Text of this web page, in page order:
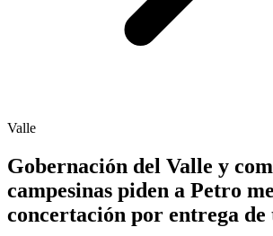
Valle
Gobernación del Valle y
campesinas piden a Petro
concertación por entrega